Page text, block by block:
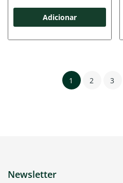
Adicionar
1 2 3
Newsletter